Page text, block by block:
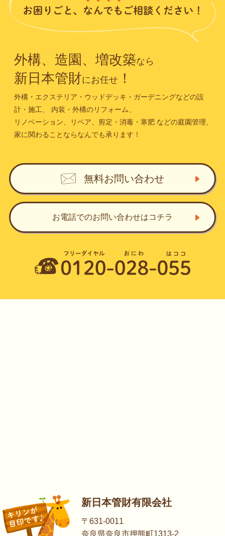
外構、造園、増改築なら
新日本管財にお任せ！
外構・エクステリア・ウッドデッキ・ガーデニングなどの設
計・施工、
内装・外構のリフォーム、
リノベーション、リペア、剪定・消毒・寒肥などの庭園管理、
家に関わることならなんでも承ります！
無料お問い合わせ
お電話でのお問い合わせはコチラ
新日本管財有限会社
〒631-0011
奈良県奈良市押熊町1313-2